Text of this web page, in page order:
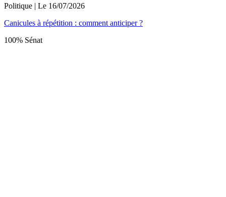
Politique | Le 16/07/2026
Canicules à répétition : comment anticiper ?
100% Sénat